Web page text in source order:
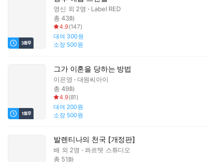
영신 외 2명
Label RED
총 43화
4.9(147)
대여 300원
소장 500원
그가 이혼을 당하는 방법
이은영
대원씨아이
총 49화
4.9(81 )
대여 200원
소장 500원
발렌티나의 천국 [개정판]
배 외 2명
콰르텟 스튜디오
총 51화